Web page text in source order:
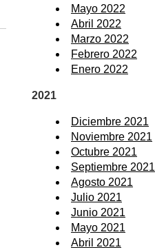
Mayo 2022
Abril 2022
Marzo 2022
Febrero 2022
Enero 2022
2021
Diciembre 2021
Noviembre 2021
Octubre 2021
Septiembre 2021
Agosto 2021
Julio 2021
Junio 2021
Mayo 2021
Abril 2021